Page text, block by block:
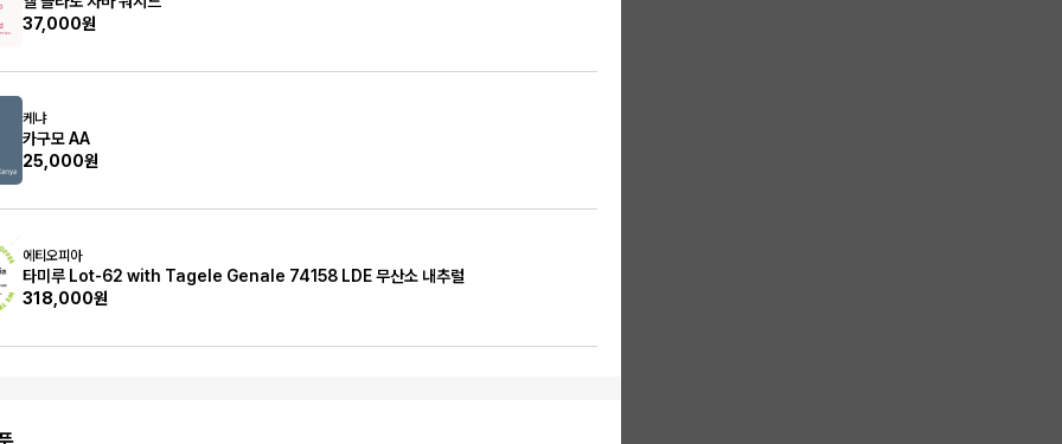
37,000원
케냐
카구모 AA
25,000원
에티오피아
타미루 Lot-62 with Tagele Genale 74158 LDE 무산소 내추럴
318,000원